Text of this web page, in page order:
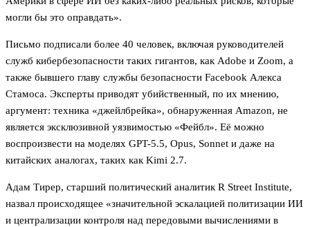
могли бы это оправдать».
Письмо подписали более 40 человек, включая руководителей
служб кибербезопасности таких гигантов, как Adobe и Zoom, а
также бывшего главу службы безопасности Facebook Алекса
Стамоса. Эксперты приводят убийственный, по их мнению,
аргумент: техника «джейлбрейка», обнаруженная Amazon, не
является эксклюзивной уязвимостью «Фейбл». Её можно
воспроизвести на моделях GPT-5.5, Opus, Sonnet и даже на
китайских аналогах, таких как Kimi 2.7.
Адам Тирер, старший политический аналитик R Street Institute,
назвал происходящее «значительной эскалацией политизации ИИ
и централизации контроля над передовыми вычислениями в